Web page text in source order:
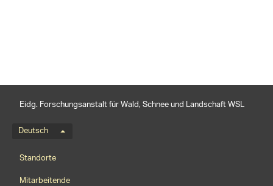
Eidg. Forschungsanstalt für Wald, Schnee und Landschaft WSL
Sprachmenü
Deutsch
Footernavigation
Standorte
Mitarbeitende